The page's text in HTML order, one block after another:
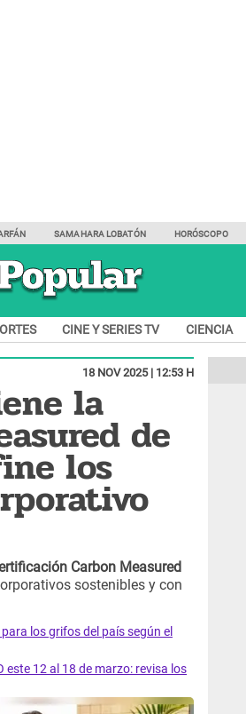
SAMAHARA LOBATÓN HORÓSCOPO
CINE Y SERIES TV CIENCIA
18 NOV 2025 | 12:53 H
la
de
los
Carbon Measured
sostenibles y con
para los grifos del país según el
este 12 al 18 de marzo: revisa los